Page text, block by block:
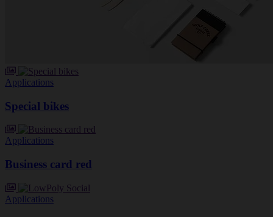
Applications
Special bikes
Applications
Business card red
Applications